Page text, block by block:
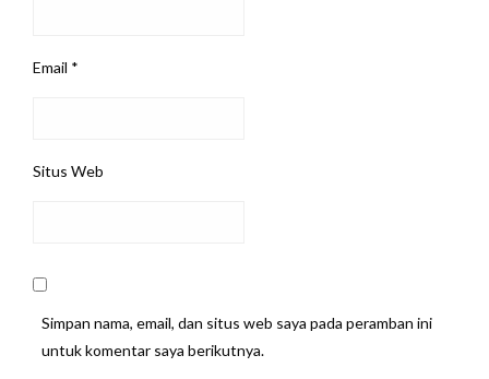
Email *
Situs Web
Simpan nama, email, dan situs web saya pada peramban ini
untuk komentar saya berikutnya.